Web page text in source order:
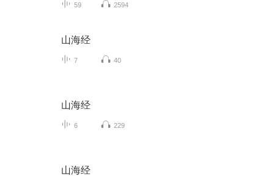
59 2594
山海经
7 40
山海经
6 229
山海经